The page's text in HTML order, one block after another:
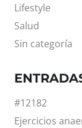
Lifestyle
Salud
Sin categoría
#12182
Ejercicios